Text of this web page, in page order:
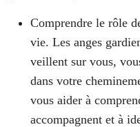
Comprendre le rôle
vie. Les anges
veillent sur vous,
dans votre
vous aider à
accompagnent et à